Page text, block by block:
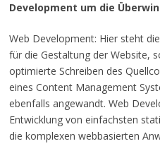
Development um die
Web Development: Hier steht
für die Gestaltung der Website,
optimierte Schreiben des
eines Content Management
ebenfalls angewandt. Web
Entwicklung von einfachsten
die komplexen webbasierten